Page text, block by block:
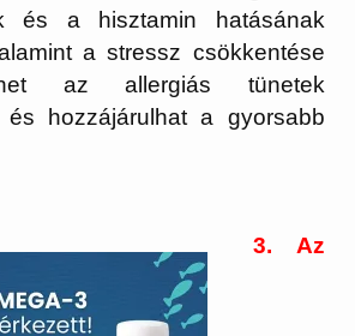
és a hisztamin hatásának
a stressz csökkentése
az allergiás tünetek
és hozzájárulhat a gyorsabb
3. Az